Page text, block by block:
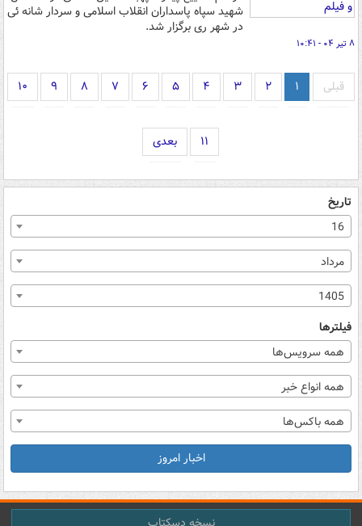
شهید سپاه پاسداران انقلاب اسلامی و سردار شانه ئی
در شهر ری برگزار شد.
۸ تیر ۰۴ - ۱۰:۴۱
قبلی ۱ ۲ ۳ ۴ ۵ ۶ ۷ ۸ ۹ ۱۰
۱۱ بعدی
تاریخ
16
مرداد
1405
فیلترها
همه سرویس‌ها
همه انواع خبر
همه باکس‌ها
اخبار امروز